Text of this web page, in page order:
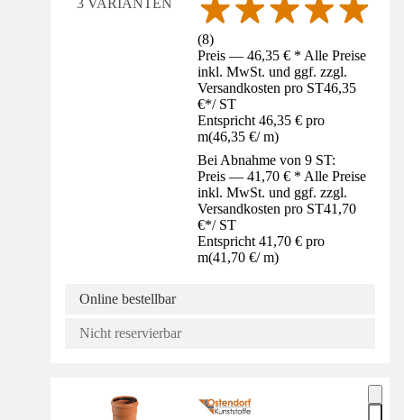
3 VARIANTEN
(8)
Preis — 46,35 € * Alle Preise
inkl. MwSt. und ggf. zzgl.
Versandkosten pro ST46,35
€*/ ST
Entspricht 46,35 € pro
m(46,35 €/ m)
Bei Abnahme von 9 ST:
Preis — 41,70 € * Alle Preise
inkl. MwSt. und ggf. zzgl.
Versandkosten pro ST41,70
€*/ ST
Entspricht 41,70 € pro
m(41,70 €/ m)
Online bestellbar
Nicht reservierbar